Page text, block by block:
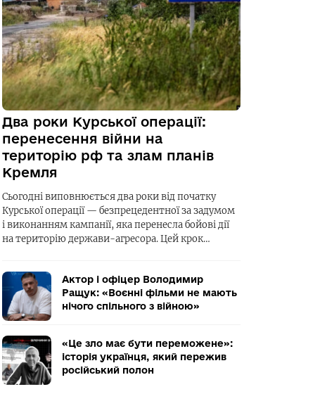
Два роки Курської операції:
перенесення війни на
територію рф та злам планів
Кремля
Сьогодні виповнюється два роки від початку
Курської операції — безпрецедентної за задумом
і виконанням кампанії, яка перенесла бойові дії
на територію держави-агресора. Цей крок…
Актор і офіцер Володимир
Ращук: «Воєнні фільми не мають
нічого спільного з війною»
«Це зло має бути переможене»:
історія українця, який пережив
російський полон